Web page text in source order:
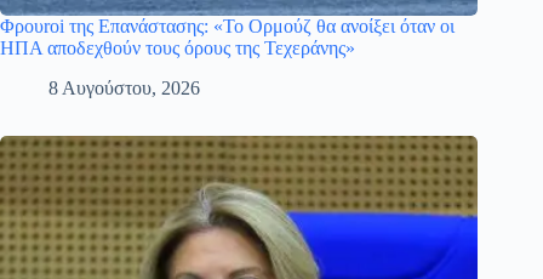
Φρουroi της Επανάστασης: «Το Ορμούζ θα ανοίξει όταν οι
ΗΠΑ αποδεχθούν τους όρους της Τεχεράνης»
8 Αυγούστου, 2026